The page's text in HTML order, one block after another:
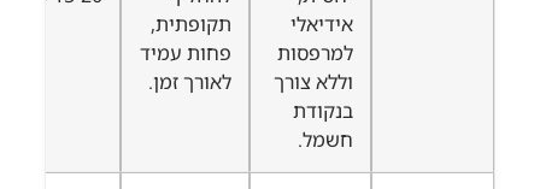
אידיאלי
למרפסות
וללא צורך
בנקודת
חשמל.
תקופתית,
פחות עמיד
לאורך זמן.